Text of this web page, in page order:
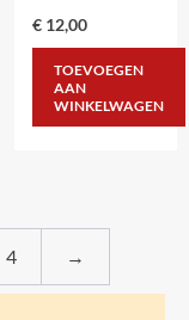
€ 12,00
TOEVOEGEN
AAN
WINKELWAGEN
4 →